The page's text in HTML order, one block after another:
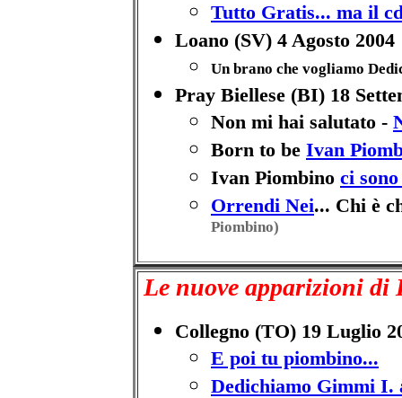
Tutto Gratis... ma il
Loano (SV) 4 Agosto 2004
Un brano che vogliamo
Pray Biellese (BI) 18
Non mi hai salutato -
Born to be Ivan
Ivan Piombino ci
Orrendi Nei... Chi è
Piombino)
Le nuove apparizioni di
Collegno (TO) 19 Luglio
E poi tu piombino...
Dedichiamo Gimmi I.